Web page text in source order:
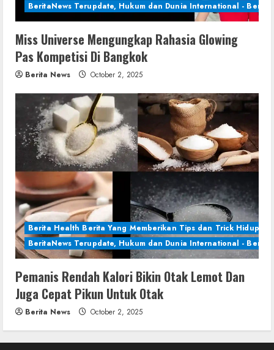
BeritaNews Terupdate, Hukum dan Dunia International - Berita
Miss Universe Mengungkap Rahasia Glowing
Pas Kompetisi Di Bangkok
Berita News October 2, 2025
Berita Health Berita Yang Memberikan Tips dan Trick Hidup
BeritaNews Terupdate, Hukum dan Dunia International - Berita
Pemanis Rendah Kalori Bikin Otak Lemot Dan
Juga Cepat Pikun Untuk Otak
Berita News October 2, 2025